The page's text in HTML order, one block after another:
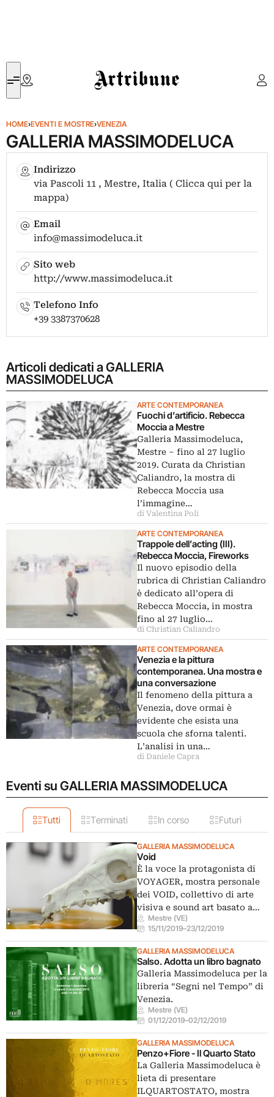
Artribune
HOME›EVENTI E MOSTRE›VENEZIA
GALLERIA MASSIMODELUCA
Indirizzo
via Pascoli 11 , Mestre, Italia ( Clicca qui per la
mappa)
Email
info@massimodeluca.it
Sito web
http://www.massimodeluca.it
Telefono Info
+39 3387370628
Articoli dedicati a GALLERIA
MASSIMODELUCA
ARTE CONTEMPORANEA
Fuochi d’artificio. Rebecca
Moccia a Mestre
Galleria Massimodeluca,
Mestre ‒ fino al 27 luglio
2019. Curata da Christian
Caliandro, la mostra di
Rebecca Moccia usa
l’immagine…
di Valentina Poli
ARTE CONTEMPORANEA
Trappole dell’acting (III).
Rebecca Moccia, Fireworks
Il nuovo episodio della
rubrica di Christian Caliandro
è dedicato all’opera di
Rebecca Moccia, in mostra
fino al 27 luglio…
di Christian Caliandro
ARTE CONTEMPORANEA
Venezia e la pittura
contemporanea. Una mostra e
una conversazione
Il fenomeno della pittura a
Venezia, dove ormai è
evidente che esista una
scuola che sforna talenti.
L’analisi in una…
di Daniele Capra
Eventi su GALLERIA MASSIMODELUCA
Tutti Terminati In corso Futuri
GALLERIA MASSIMODELUCA
Void
È la voce la protagonista di
VOYAGER, mostra personale
dei VOID, collettivo di arte
visiva e sound art basato a…
Mestre (VE)
15/11/2019–23/12/2019
GALLERIA MASSIMODELUCA
Salso. Adotta un libro bagnato
Galleria Massimodeluca per la
libreria “Segni nel Tempo” di
Venezia.
Mestre (VE)
01/12/2019–02/12/2019
GALLERIA MASSIMODELUCA
Penzo+Fiore - Il Quarto Stato
La Galleria Massimodeluca è
lieta di presentare
ILQUARTOSTATO, mostra